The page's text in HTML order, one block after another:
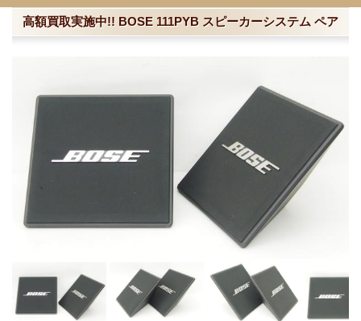
高額買取実施中!! BOSE 111PYB スピーカーシステム ペア